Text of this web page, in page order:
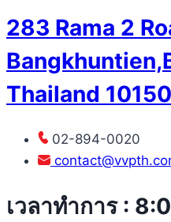
283 Rama 2
Thailand 10150
02-894-0020
เวลาทำการ :